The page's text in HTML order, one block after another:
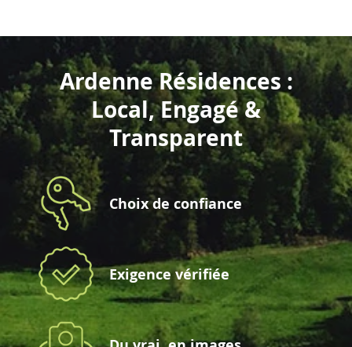
Ardenne Résidences :
Local, Engagé &
Transparent
Choix de confiance
Exigence vérifiée